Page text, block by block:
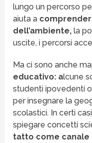
lungo un percorso
aiuta a
dell’ambiente, la
uscite, i percorsi
Ma ci sono anche
educativo: alcune
studenti ipovedenti
per insegnare la
scolastici. In certi
spiegare concetti
tatto come canale